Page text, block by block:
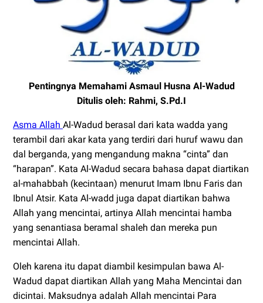
Pentingnya Memahami Asmaul Husna Al-Wadud
Ditulis oleh: Rahmi, S.Pd.I
Asma Allah Al-Wadud berasal dari kata wadda yang
terambil dari akar kata yang terdiri dari huruf wawu dan
dal berganda, yang mengandung makna “cinta” dan
“harapan”. Kata Al-Wadud secara bahasa dapat diartikan
al-mahabbah (kecintaan) menurut Imam Ibnu Faris dan
Ibnul Atsir. Kata Al-wadd juga dapat diartikan bahwa
Allah yang mencintai, artinya Allah mencintai hamba
yang senantiasa beramal shaleh dan mereka pun
mencintai Allah.
Oleh karena itu dapat diambil kesimpulan bawa Al-
Wadud dapat diartikan Allah yang Maha Mencintai dan
dicintai. Maksudnya adalah Allah mencintai Para